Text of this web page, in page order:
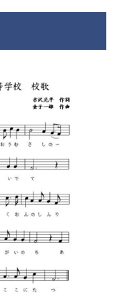
ク建築）新
。（30坪）